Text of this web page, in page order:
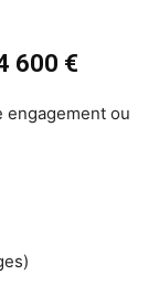
600 €
engagement ou